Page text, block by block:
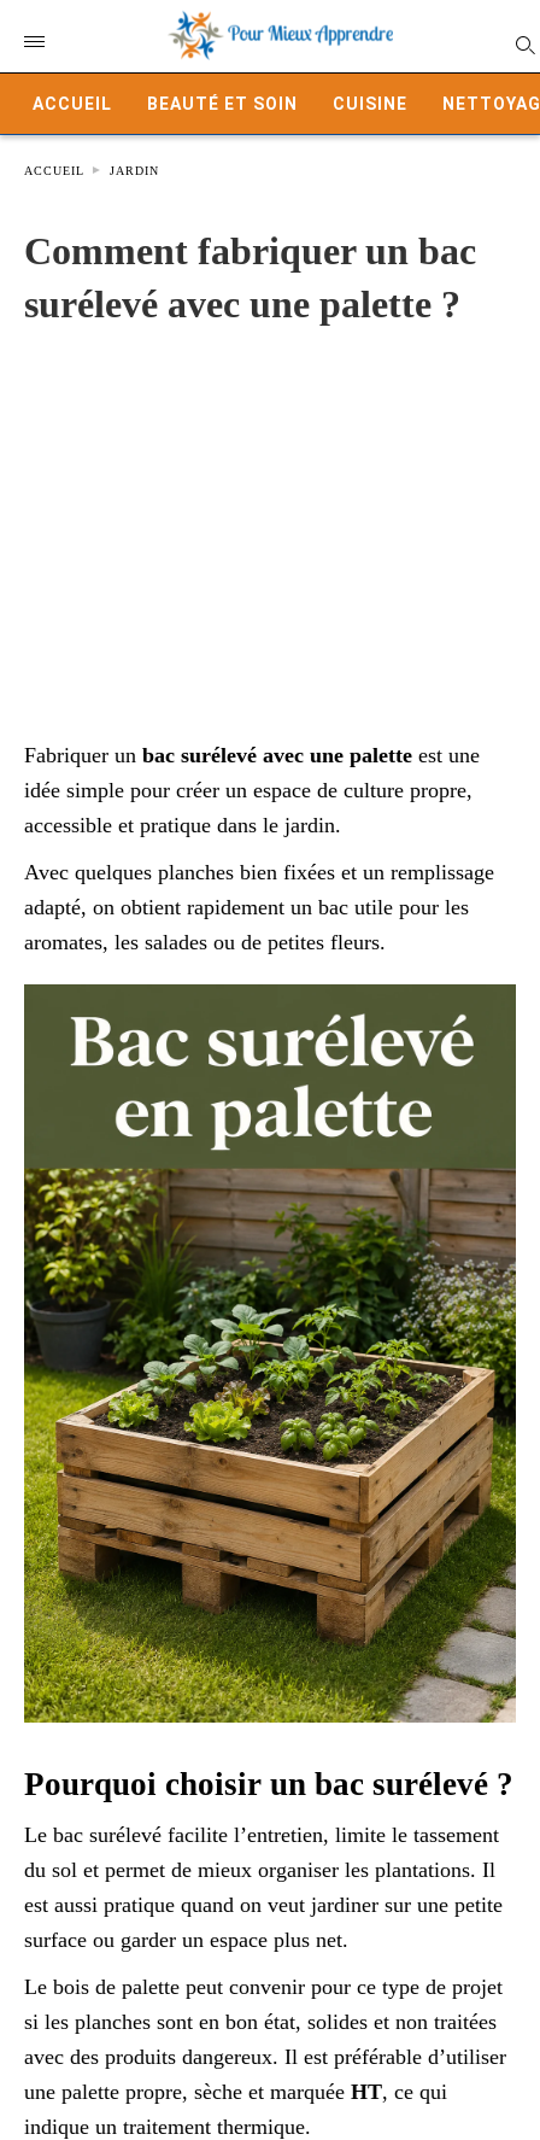
ACCUEIL BEAUTÉ ET SOIN CUISINE
ACCUEIL JARDIN
Comment fabriquer un bac
surélevé avec une palette ?
Fabriquer un bac surélevé avec une palette est une
idée simple pour créer un espace de culture propre,
accessible et pratique dans le jardin.
Avec quelques planches bien fixées et un remplissage
adapté, on obtient rapidement un bac utile pour les
aromates, les salades ou de petites fleurs.
Pourquoi choisir un bac surélevé ?
Le bac surélevé facilite l’entretien, limite le tassement
du sol et permet de mieux organiser les plantations. Il
est aussi pratique quand on veut jardiner sur une petite
surface ou garder un espace plus net.
Le bois de palette peut convenir pour ce type de projet
si les planches sont en bon état, solides et non traitées
avec des produits dangereux. Il est préférable d’utiliser
une palette propre, sèche et marquée HT, ce qui
indique un traitement thermique.